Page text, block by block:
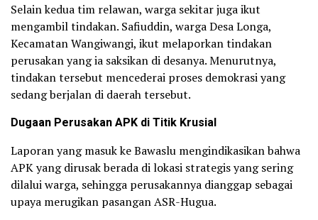
Selain kedua tim relawan, warga sekitar juga ikut
mengambil tindakan. Safiuddin, warga Desa Longa,
Kecamatan Wangiwangi, ikut melaporkan tindakan
perusakan yang ia saksikan di desanya. Menurutnya,
tindakan tersebut mencederai proses demokrasi yang
sedang berjalan di daerah tersebut.
Dugaan Perusakan APK di Titik Krusial
Laporan yang masuk ke Bawaslu mengindikasikan bahwa
APK yang dirusak berada di lokasi strategis yang sering
dilalui warga, sehingga perusakannya dianggap sebagai
upaya merugikan pasangan ASR-Hugua.